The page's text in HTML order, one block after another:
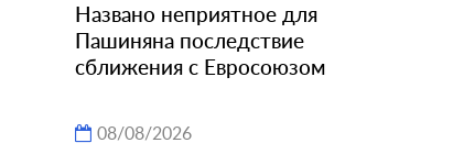
Названо неприятное для
Пашиняна последствие
сближения с Евросоюзом
08/08/2026